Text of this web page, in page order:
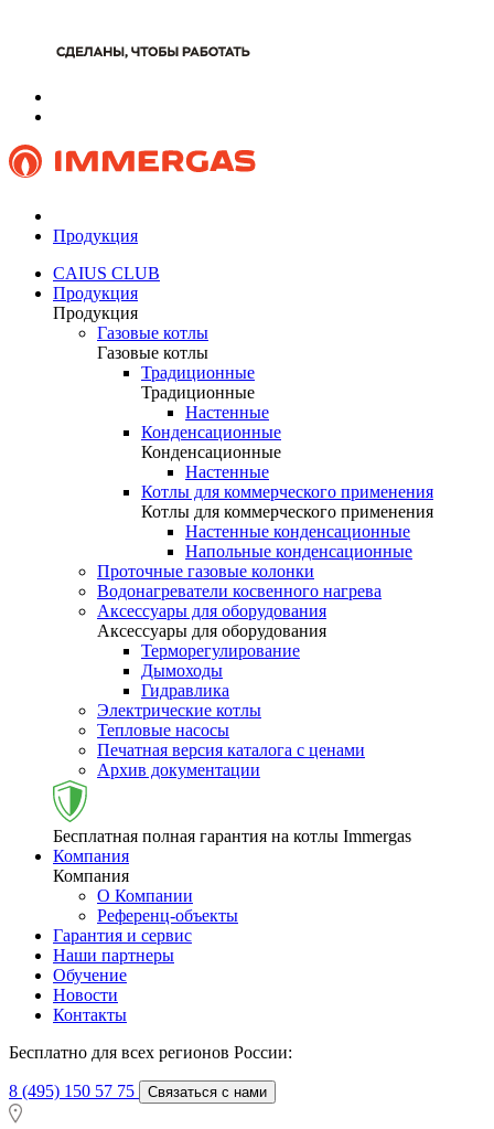
Продукция
CAIUS CLUB
Продукция
Продукция
Газовые котлы
Газовые котлы
Традиционные
Традиционные
Настенные
Конденсационные
Конденсационные
Настенные
Котлы для коммерческого применения
Котлы для коммерческого применения
Настенные конденсационные
Напольные конденсационные
Проточные газовые колонки
Водонагреватели косвенного нагрева
Аксессуары для оборудования
Аксессуары для оборудования
Терморегулирование
Дымоходы
Гидравлика
Электрические котлы
Тепловые насосы
Печатная версия каталога с ценами
Архив документации
Бесплатная полная гарантия на котлы Immergas
Компания
Компания
О Компании
Референц-объекты
Гарантия и сервис
Наши партнеры
Обучение
Новости
Контакты
Бесплатно для всех регионов России:
8 (495) 150 57 75 Связаться с нами